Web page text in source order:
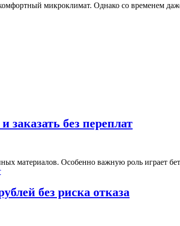
микроклимат. Однако со временем
заказать без переплат
материалов. Особенно важную роль
без риска отказа